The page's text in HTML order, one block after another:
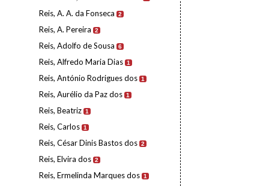
Reis, A. A. da Fonseca 2
Reis, A. Pereira 2
Reis, Adolfo de Sousa 6
Reis, Alfredo Maria Dias 1
Reis, António Rodrigues dos 1
Reis, Aurélio da Paz dos 1
Reis, Beatriz 1
Reis, Carlos 1
Reis, César Dinis Bastos dos 2
Reis, Elvira dos 2
Reis, Ermelinda Marques dos 1